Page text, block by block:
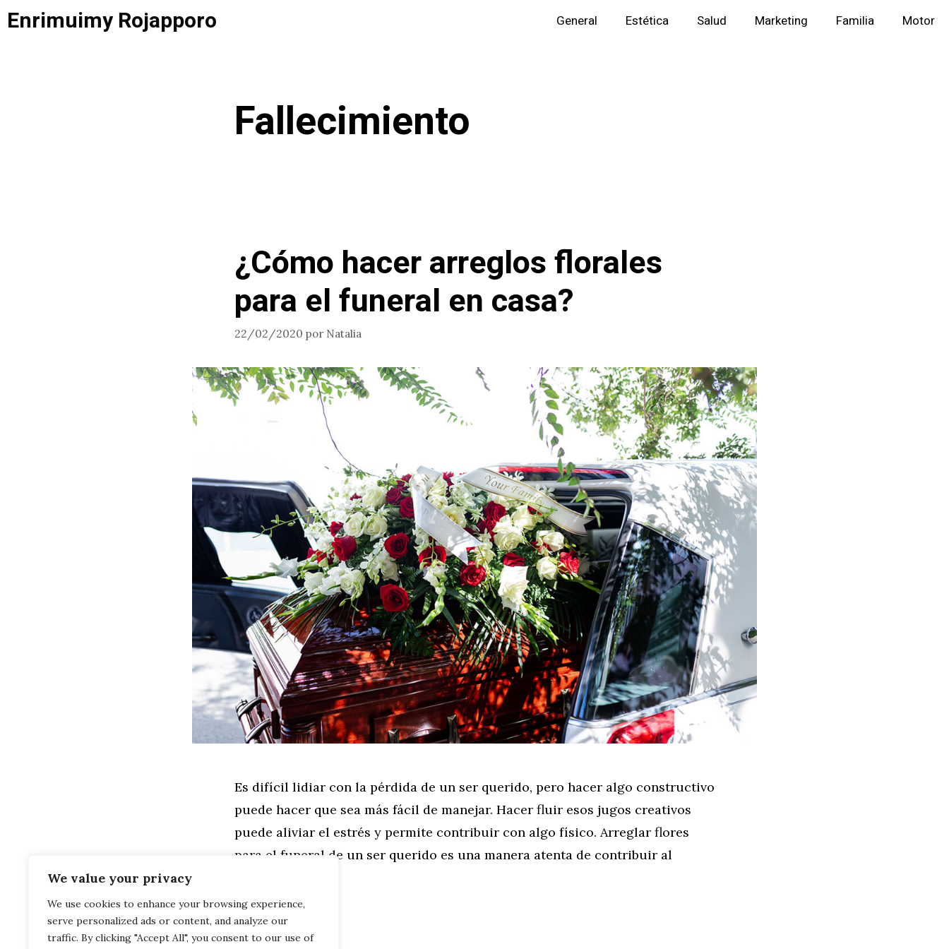
We value your privacy
We use cookies to enhance your browsing experience,
serve personalized ads or content, and analyze our
traffic. By clicking "Accept All", you consent to our use of
Saltar
alEnrimuimy Rojapporo General Estética Salud Marketing Familia Motor
Fallecimiento
¿Cómo hacer arreglos florales
para el funeral en casa?
22/02/2020 por Natalia
Es difícil lidiar con la pérdida de un ser querido, pero hacer algo constructivo
puede hacer que sea más fácil de manejar. Hacer fluir esos jugos creativos
puede aliviar el estrés y permite contribuir con algo físico. Arreglar flores
para el funeral de un ser querido es una manera atenta de contribuir al
Leer más